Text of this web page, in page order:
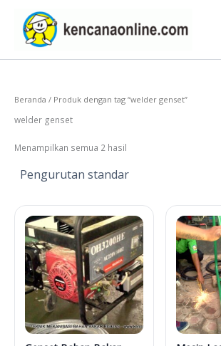
konten
Beranda / Produk dengan tag “welder genset”
welder genset
Menampilkan semua 2 hasil